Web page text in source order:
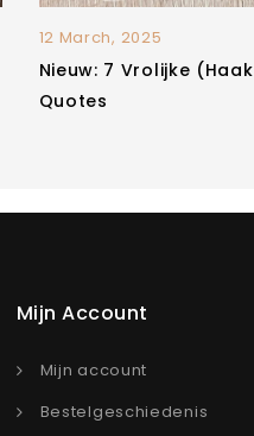
12 March, 2025
Nieuw: 7 Vrolijke
Quotes
Mijn Account
Mijn account
Bestelgeschiedenis